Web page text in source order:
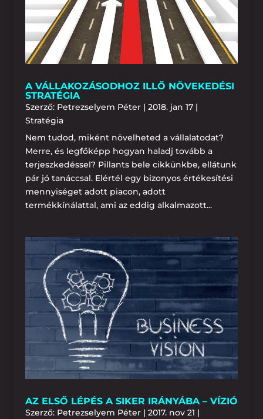
A VÁLLAKOZÁSODHOZ ILLŐ NÖVEKEDÉSI
STRATÉGIA
Szerző: Petrezselyem Péter| 2018. jan 17|
Stratégia
Nem tudod, miként növelheted a vállalatodat?
Merre, és legfőképp hogyan haladj tovább a
terjeszkedéssel? Pillants bele cikkünkbe, ellátunk
pár jó tanáccsal. Elértél egy bizonyos értékesítési
mennyiséget adott piacon, adott
termékkínálattal, ami az eddig alkalmazott...
AZ ELSŐ LÉPÉS A SIKER IRÁNYÁBA – VÍZIÓ
Szerző: Petrezselyem Péter| 2017. nov 21 |